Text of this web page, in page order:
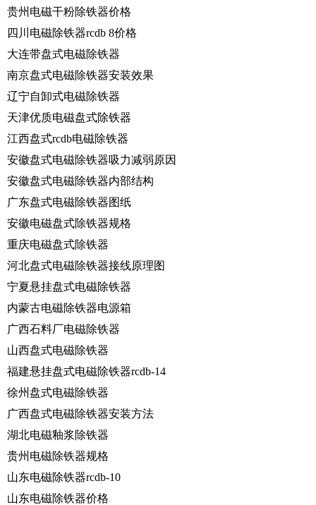
贵州电磁干粉除铁器价格
四川电磁除铁器rcdb 8价格
大连带盘式电磁除铁器
南京盘式电磁除铁器安装效果
辽宁自卸式电磁除铁器
天津优质电磁盘式除铁器
江西盘式rcdb电磁除铁器
安徽盘式电磁除铁器吸力减弱原因
安徽盘式电磁除铁器内部结构
广东盘式电磁除铁器图纸
安徽电磁盘式除铁器规格
重庆电磁盘式除铁器
河北盘式电磁除铁器接线原理图
宁夏悬挂盘式电磁除铁器
内蒙古电磁除铁器电源箱
广西石料厂电磁除铁器
山西盘式电磁除铁器
福建悬挂盘式电磁除铁器rcdb-14
徐州盘式电磁除铁器
广西盘式电磁除铁器安装方法
湖北电磁釉浆除铁器
贵州电磁除铁器规格
山东电磁除铁器rcdb-10
山东电磁除铁器价格